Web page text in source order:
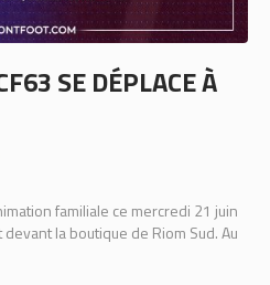
SE DÉPLACE À
familiale ce mercredi 21 juin
la boutique de Riom Sud. Au